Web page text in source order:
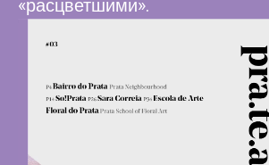
«расцветшими».